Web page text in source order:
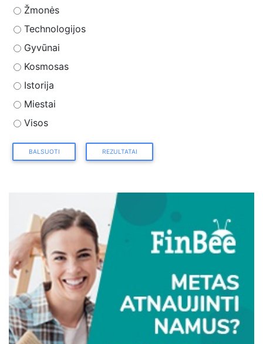
Žmonės
Technologijos
Gyvūnai
Kosmosas
Istorija
Miestai
Visos
BALSUOTI REZULTATAI